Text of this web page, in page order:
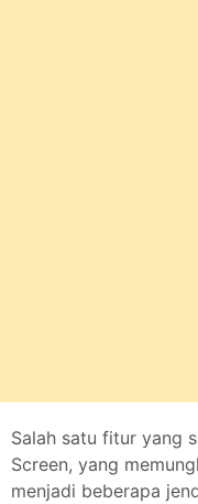
Salah satu fitur yang
Screen, yang
menjadi beberapa